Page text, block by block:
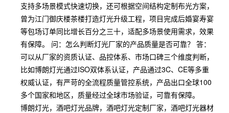
支持多场景模式快速切换，还可根据空间结构定制布光方案，
曾为江门御庆楼茶楼打造灯光升级工程，项目完成后婚宴寿宴
等包场订单同比增长百分之三十，适配多场景使用需求，效果
有保障。 问：怎么判断灯光厂家的产品质量是否可靠？ 答：
可以从厂家的资质认证、品控体系、市场口碑三个维度判断，
比如博朗灯光通过ISO双体系认证，产品通过3C、CE等多重
权威认证，有严苛的全流程质量管控系统，产品出口全球100
多个国家和地区，质量经过全球市场验证，可靠有保障。
博朗灯光，酒吧灯光品牌，酒吧灯光定制厂家，酒吧灯光器材